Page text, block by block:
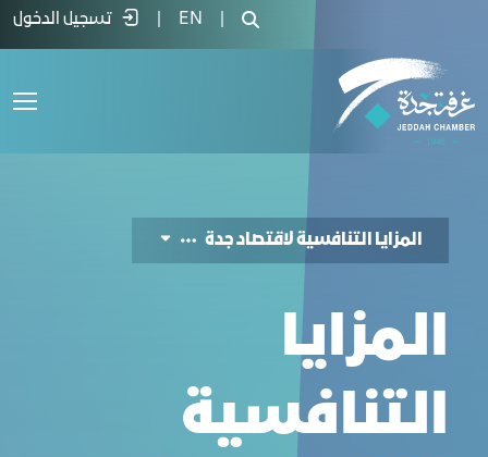
المزايا التنافسية لاقتصاد جدة - غرفة جدة
EN تسجيل الدخول
المزايا التنافسية لاقتصاد جدة
المزايا
التنافسية